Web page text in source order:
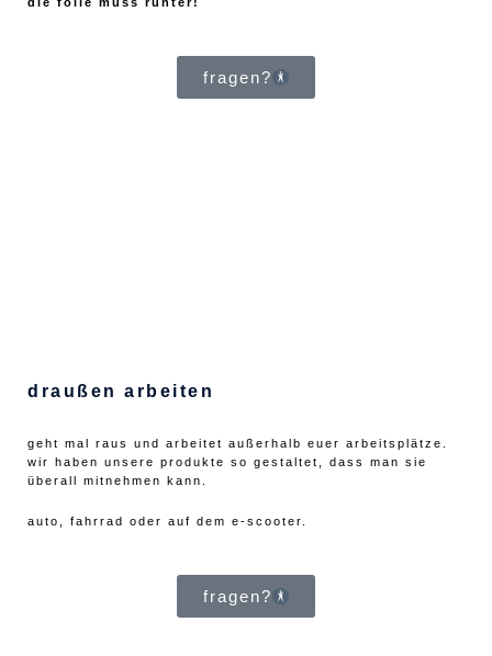
fragen?
draußen arbeiten
geht mal raus und arbeitet außerhalb euer arbeitsplätze.
wir haben unsere produkte so gestaltet, dass man sie
überall mitnehmen kann.
auto, fahrrad oder auf dem e-scooter.
fragen?